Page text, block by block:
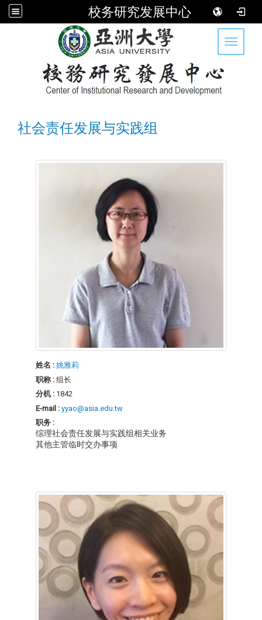
校务研究发展中心
Toggle
社会责任发展与实践组
姓名 : 姚雅莉
职称 : 组长
分机 : 1842
E-mail : yyao@asia.edu.tw
职务 :
综理社会责任发展与实践组相关业务
其他主管临时交办事项